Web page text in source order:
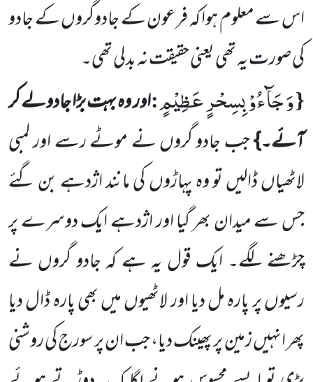
اس سے معلوم ہوا کہ فرعون کے جادوگروں کے جادو
کی صورت یہ تھی یعنی حقیقت نہ بدلی تھی۔
{وَ جَآءُوْ بِسِحْرٍ عَظِیْمٍ:اور وہ بہت بڑا جادولے کر
آئے۔}جب جادو گروں نے موٹے رسے اور لمبی
لاٹھیاں ڈالیںتو وہ پہاڑوں کی مانند اژدہے بن گئے
جس سے میدان بھر گیا اور اژدہے ایک دوسرے پر
چڑھنے لگے۔ ایک قول یہ ہے کہ جادو گروں نے
رسیوں پر پارہ مل دیا اور لاٹھیوں میں بھی پارہ ڈال دیا
پھر انہیں زمین پر پھینک دیا، جب ان پر سورجکی روشنی